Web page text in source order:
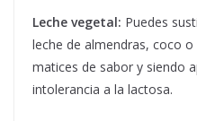
Leche vegetal: Puedes
leche de almendras, coco
matices de sabor y siendo
intolerancia a la lactosa.